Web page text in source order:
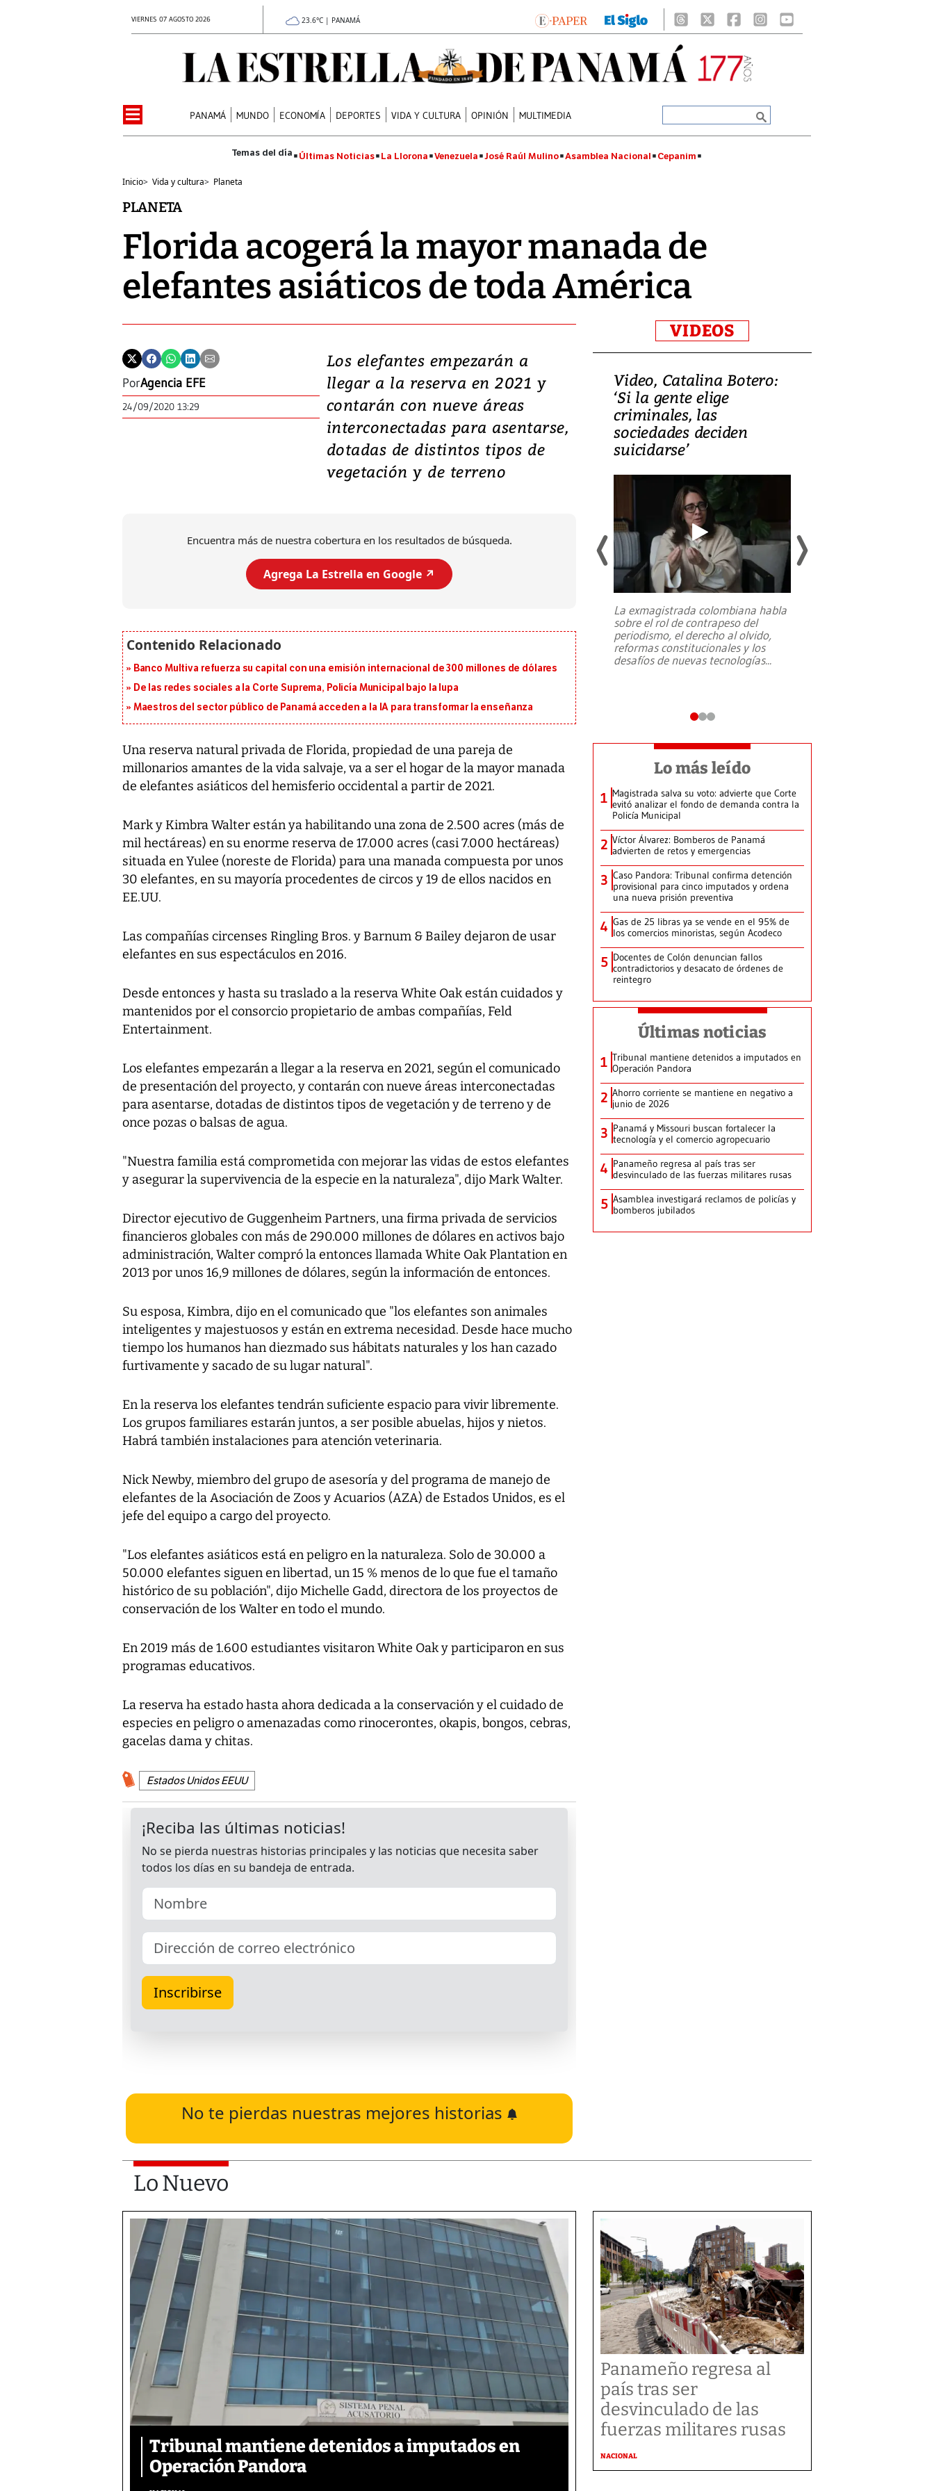
VIERNES 07 AGOSTO 2026 23.6°C | PANAMÁ
PANAMÁ MUNDO ECONOMÍA DEPORTES VIDA Y CULTURA OPINIÓN MULTIMEDIA
Últimas Noticias La Llorona Venezuela José Raúl Mulino Asamblea Nacional Cepanim
Inicio> Vida y cultura> Planeta
PLANETA
Florida acogerá la mayor manada de
elefantes asiáticos de toda América
PorAgencia EFE
24/09/2020 13:29
Los elefantes empezarán a
llegar a la reserva en 2021 y
contarán con nueve áreas
interconectadas para asentarse,
dotadas de distintos tipos de
vegetación y de terreno
Encuentra más de nuestra cobertura en los resultados de búsqueda.
Agrega La Estrella en Google ↗️
Banco Multiva refuerza su capital con una emisión internacional de 300 millones de dólares
De las redes sociales a la Corte Suprema, Policía Municipal bajo la lupa
Maestros del sector público de Panamá acceden a la IA para transformar la enseñanza
Una reserva natural privada de Florida, propiedad de una pareja de
millonarios amantes de la vida salvaje, va a ser el hogar de la mayor manada
de elefantes asiáticos del hemisferio occidental a partir de 2021.
Mark y Kimbra Walter están ya habilitando una zona de 2.500 acres (más de
mil hectáreas) en su enorme reserva de 17.000 acres (casi 7.000 hectáreas)
situada en Yulee (noreste de Florida) para una manada compuesta por unos
30 elefantes, en su mayoría procedentes de circos y 19 de ellos nacidos en
EE.UU.
Las compañías circenses Ringling Bros. y Barnum & Bailey dejaron de usar
elefantes en sus espectáculos en 2016.
Desde entonces y hasta su traslado a la reserva White Oak están cuidados y
mantenidos por el consorcio propietario de ambas compañías, Feld
Entertainment.
Los elefantes empezarán a llegar a la reserva en 2021, según el comunicado
de presentación del proyecto, y contarán con nueve áreas interconectadas
para asentarse, dotadas de distintos tipos de vegetación y de terreno y de
once pozas o balsas de agua.
"Nuestra familia está comprometida con mejorar las vidas de estos elefantes
y asegurar la supervivencia de la especie en la naturaleza", dijo Mark Walter.
Director ejecutivo de Guggenheim Partners, una firma privada de servicios
financieros globales con más de 290.000 millones de dólares en activos bajo
administración, Walter compró la entonces llamada White Oak Plantation en
2013 por unos 16,9 millones de dólares, según la información de entonces.
Su esposa, Kimbra, dijo en el comunicado que "los elefantes son animales
inteligentes y majestuosos y están en extrema necesidad. Desde hace mucho
tiempo los humanos han diezmado sus hábitats naturales y los han cazado
furtivamente y sacado de su lugar natural".
En la reserva los elefantes tendrán suficiente espacio para vivir libremente.
Los grupos familiares estarán juntos, a ser posible abuelas, hijos y nietos.
Habrá también instalaciones para atención veterinaria.
Nick Newby, miembro del grupo de asesoría y del programa de manejo de
elefantes de la Asociación de Zoos y Acuarios (AZA) de Estados Unidos, es el
jefe del equipo a cargo del proyecto.
"Los elefantes asiáticos está en peligro en la naturaleza. Solo de 30.000 a
50.000 elefantes siguen en libertad, un 15 % menos de lo que fue el tamaño
histórico de su población", dijo Michelle Gadd, directora de los proyectos de
conservación de los Walter en todo el mundo.
En 2019 más de 1.600 estudiantes visitaron White Oak y participaron en sus
programas educativos.
La reserva ha estado hasta ahora dedicada a la conservación y el cuidado de
especies en peligro o amenazadas como rinocerontes, okapis, bongos, cebras,
gacelas dama y chitas.
Estados Unidos EEUU
No te pierdas nuestras mejores historias
VIDEOS
Video, Japón: Terremoto
deja heridos y graves
daños en Kumamoto
Un fuerte terremoto de magnitud
7,1 se registró este martes 28 de
Video, Catalina Botero:
‘Si la gente elige
criminales, las
sociedades deciden
suicidarse’
La exmagistrada colombiana habla
sobre el rol de contrapeso del
periodismo, el derecho al olvido,
reformas constitucionales y los
desafíos de nuevas tecnologías...
Lo más leído
1 Magistrada salva su voto: advierte que Corte
evitó analizar el fondo de demanda contra la
Policía Municipal
2 Víctor Álvarez: Bomberos de Panamá
advierten de retos y emergencias
3 Caso Pandora: Tribunal confirma detención
provisional para cinco imputados y ordena
una nueva prisión preventiva
4 Gas de 25 libras ya se vende en el 95% de
los comercios minoristas, según Acodeco
5 Docentes de Colón denuncian fallos
contradictorios y desacato de órdenes de
reintegro
Últimas noticias
1 Tribunal mantiene detenidos a imputados en
Operación Pandora
2 Ahorro corriente se mantiene en negativo a
junio de 2026
3 Panamá y Missouri buscan fortalecer la
tecnología y el comercio agropecuario
4 Panameño regresa al país tras ser
desvinculado de las fuerzas militares rusas
5 Asamblea investigará reclamos de policías y
bomberos jubilados
Lo Nuevo
Tribunal mantiene detenidos a imputados en
Operación Pandora
Panameño regresa al
país tras ser
desvinculado de las
fuerzas militares rusas
NACIONAL